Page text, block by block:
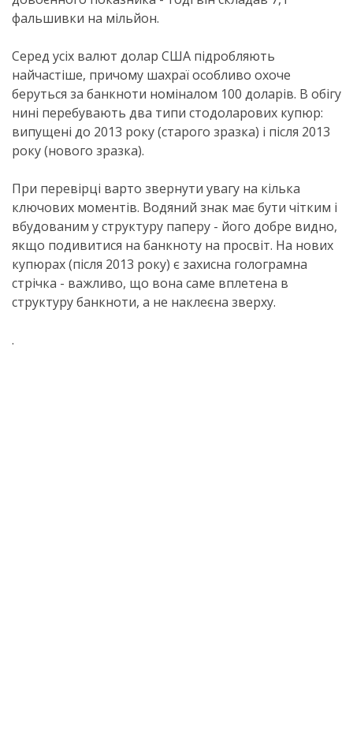
фальшивки на мільйон.
Серед усіх валют долар США підробляють
найчастіше, причому шахраї особливо охоче
беруться за банкноти номіналом 100 доларів. В обігу
нині перебувають два типи стодоларових купюр:
випущені до 2013 року (старого зразка) і після 2013
року (нового зразка).
При перевірці варто звернути увагу на кілька
ключових моментів. Водяний знак має бути чітким і
вбудованим у структуру паперу - його добре видно,
якщо подивитися на банкноту на просвіт. На нових
купюрах (після 2013 року) є захисна голограмна
стрічка - важливо, що вона саме вплетена в
структуру банкноти, а не наклеєна зверху.
.